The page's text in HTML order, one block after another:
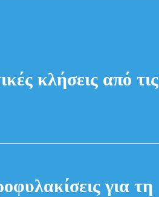
κλήσεις από τις
για τη